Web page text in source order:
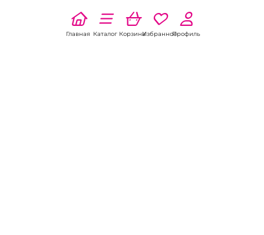
Главная Каталог КорзинаИзбранноеПрофиль